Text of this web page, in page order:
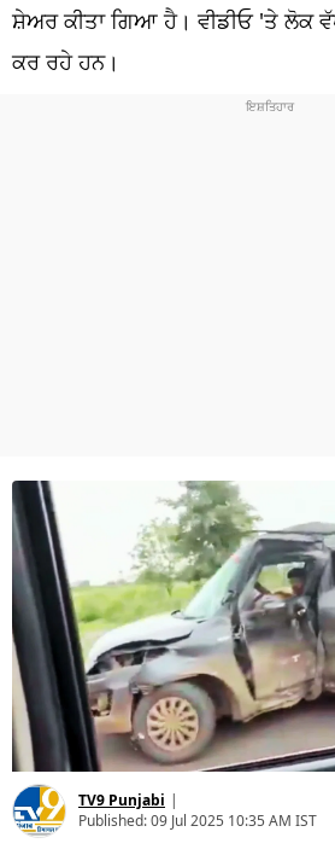
ਧਰਮ
ਖੇਡਾਂ
ਸ਼ੇਅਰ ਕੀਤਾ ਗਿਆ ਹੈ। ਵੀਡੀਓ 'ਤੇ ਲੋਕ
ਕਰ ਰਹੇ ਹਨ।
TV9 Punjabi |
Published:09 Jul 2025 10:35 AM IST